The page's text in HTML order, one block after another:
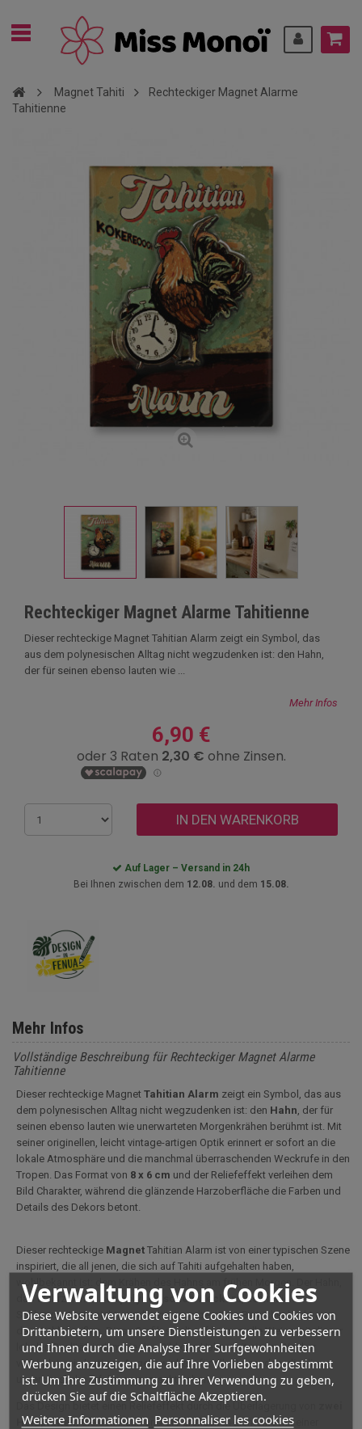
Verwaltung von Cookies
Diese Website verwendet eigene Cookies und Cookies von
Drittanbietern, um unsere Dienstleistungen zu verbessern
und Ihnen durch die Analyse Ihrer Surfgewohnheiten
Werbung anzuzeigen, die auf Ihre Vorlieben abgestimmt
ist. Um Ihre Zustimmung zu ihrer Verwendung zu geben,
drücken Sie auf die Schaltfläche Akzeptieren.
Weitere Informationen Personnaliser les cookies
Magnet Tahiti
Rechteckiger Magnet Alarme
Tahitienne
Rechteckiger Magnet Alarme Tahitienne
Dieser rechteckige Magnet Tahitian Alarm zeigt ein Symbol, das
aus dem polynesischen Alltag nicht wegzudenken ist: den Hahn,
der für seinen ebenso lauten wie ...
Mehr Infos
6,90 €
IN DEN WARENKORB
Auf Lager – Versand in 24h
Bei Ihnen zwischen dem 12.08. und dem 15.08.
Mehr Infos
Vollständige Beschreibung für Rechteckiger Magnet Alarme
Tahitienne
Dieser rechteckige Magnet Tahitian Alarm zeigt ein Symbol, das aus
dem polynesischen Alltag nicht wegzudenken ist: den Hahn , der für
seinen ebenso lauten wie unerwarteten Morgenkrähen berühmt ist. Mit
seiner originellen, leicht vintage-artigen Optik erinnert er sofort an die
lokale Atmosphäre und die manchmal überraschenden Weckrufe in den
Tropen. Das Format von 8 x 6 cm und der Reliefeffekt verleihen dem
Bild Charakter, während die glänzende Harzoberfläche die Farben und
Details des Dekors betont.
Dieser rechteckige Magnet Tahitian Alarm ist von einer typischen Szene
inspiriert, die all jenen, die sich auf Tahiti aufgehalten haben,
wohlbekannt ist: dem Krähen des Hahns am frühen Morgen. Der Hahn,
das Wahrzeichen despolynesischen Weckers, kennt die
Schlummertaste nicht... und kann unvorbereitete Besucher leicht aus
dem Schlaf reißen. Diese Grafik spielt auf humorvolle Weise mit dieser
lokalen Realität, indem sie das Bild des Hahns mit einem Wecker
verbindet - ein lustiges Augenzwinkern für alle Reisenden, die diese
unvergessliche Erfahrung gemacht haben.
Das Design bietet einen Reliefeffekt durch die Überlagerung von
Holzplatten, die den Hahn und die grafischen Elemente mit einer